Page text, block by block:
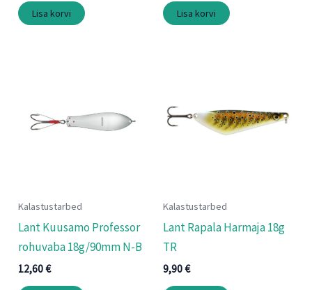
Lisa korvi Lisa korvi
Kalastustarbed
Lant Kuusamo Professor
rohuvaba 18g/90mm N-B
12,60€
Kalastustarbed
Lant Rapala Harmaja 18g
TR
9,90€